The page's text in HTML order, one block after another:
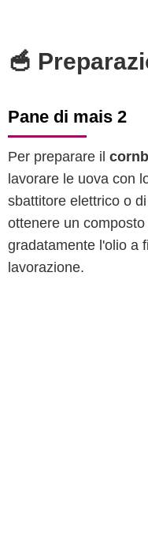
🥣
Pane di mais 2
Per preparare il
lavorare le uova con
sbattitore elettrico o
ottenere un
gradatamente l'olio a
lavorazione.